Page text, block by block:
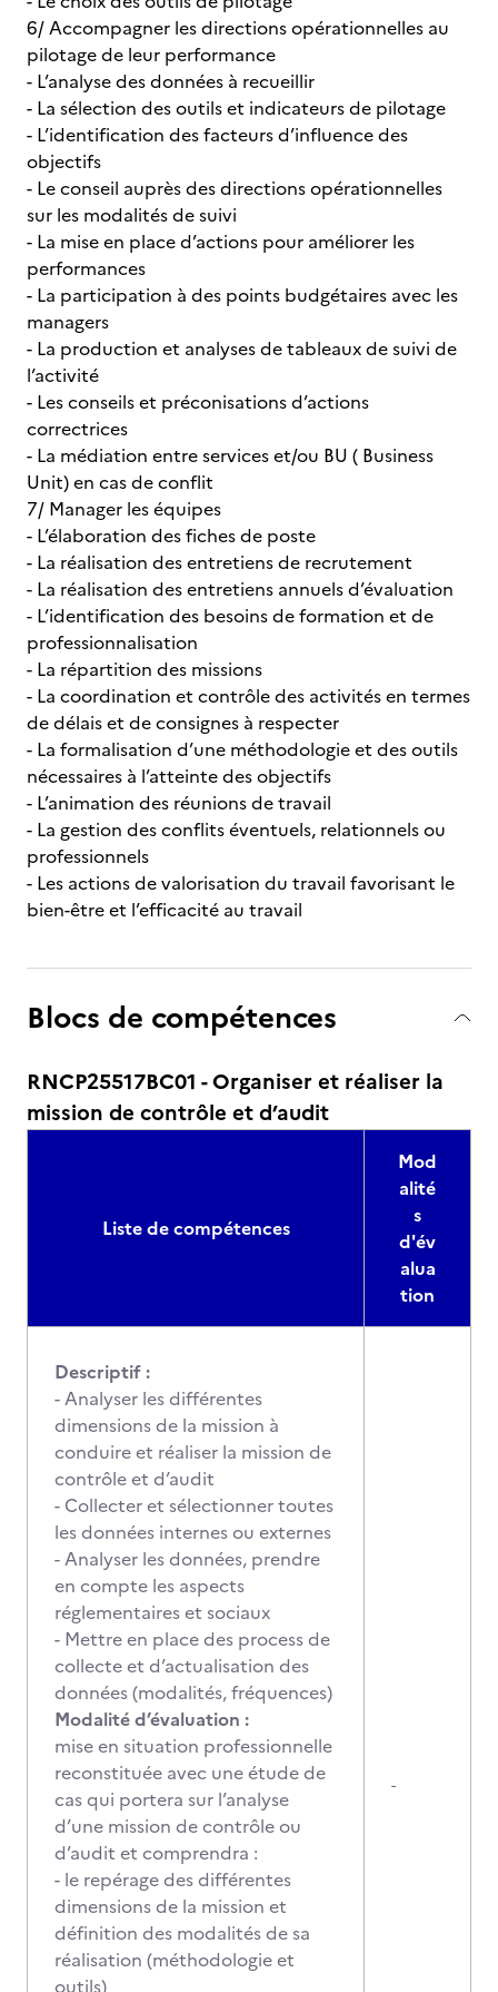
6/ Accompagner les directions opérationnelles au
pilotage de leur performance
- L’analyse des données à recueillir
- La sélection des outils et indicateurs de pilotage
- L’identification des facteurs d’influence des
objectifs
- Le conseil auprès des directions opérationnelles
sur les modalités de suivi
- La mise en place d’actions pour améliorer les
performances
- La participation à des points budgétaires avec les
managers
- La production et analyses de tableaux de suivi de
l’activité
- Les conseils et préconisations d’actions
correctrices
- La médiation entre services et/ou BU ( Business
Unit) en cas de conflit
7/ Manager les équipes
- L’élaboration des fiches de poste
- La réalisation des entretiens de recrutement
- La réalisation des entretiens annuels d’évaluation
- L’identification des besoins de formation et de
professionnalisation
- La répartition des missions
- La coordination et contrôle des activités en termes
de délais et de consignes à respecter
- La formalisation d’une méthodologie et des outils
nécessaires à l’atteinte des objectifs
- L’animation des réunions de travail
- La gestion des conflits éventuels, relationnels ou
professionnels
- Les actions de valorisation du travail favorisant le
bien-être et l’efficacité au travail
Blocs de compétences
RNCP25517BC01 - Organiser et réaliser la
mission de contrôle et d’audit
Liste de compétences
Mod
alité
s
d'év
alua
tion
Descriptif :
- Analyser les différentes
dimensions de la mission à
conduire et réaliser la mission de
contrôle et d’audit
- Collecter et sélectionner toutes
les données internes ou externes
- Analyser les données, prendre
en compte les aspects
réglementaires et sociaux
- Mettre en place des process de
collecte et d’actualisation des
données (modalités, fréquences)
Modalité d’évaluation :
mise en situation professionnelle
reconstituée avec une étude de
cas qui portera sur l’analyse
d’une mission de contrôle ou
d’audit et comprendra :
- le repérage des différentes
dimensions de la mission et
définition des modalités de sa
réalisation (méthodologie et
outils)
-